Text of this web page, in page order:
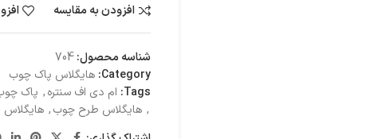
افزودن به مقایسه
شناسه محصول:704
Category: هایگلاس پاک چوب
Tags: ام دی اف سنتره, پاک
, هایگلاس طرح چوب,